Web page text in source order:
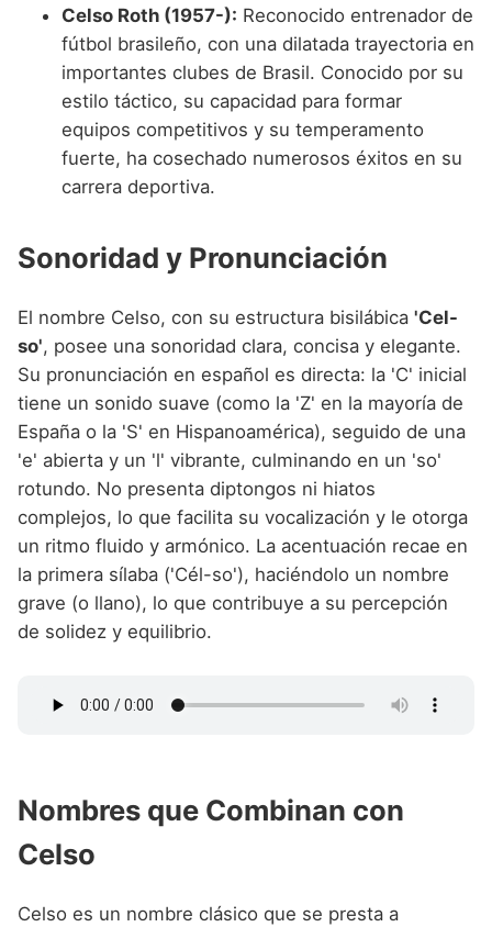
Celso Roth (1957-): Reconocido entrenador de
fútbol brasileño, con una dilatada trayectoria en
importantes clubes de Brasil. Conocido por su
estilo táctico, su capacidad para formar
equipos competitivos y su temperamento
fuerte, ha cosechado numerosos éxitos en su
carrera deportiva.
Sonoridad y Pronunciación
El nombre Celso, con su estructura bisilábica 'Cel-
so', posee una sonoridad clara, concisa y elegante.
Su pronunciación en español es directa: la 'C' inicial
tiene un sonido suave (como la 'Z' en la mayoría de
España o la 'S' en Hispanoamérica), seguido de una
'e' abierta y un 'l' vibrante, culminando en un 'so'
rotundo. No presenta diptongos ni hiatos
complejos, lo que facilita su vocalización y le otorga
un ritmo fluido y armónico. La acentuación recae en
la primera sílaba ('Cél-so'), haciéndolo un nombre
grave (o llano), lo que contribuye a su percepción
de solidez y equilibrio.
Nombres que Combinan con
Celso
Celso es un nombre clásico que se presta a